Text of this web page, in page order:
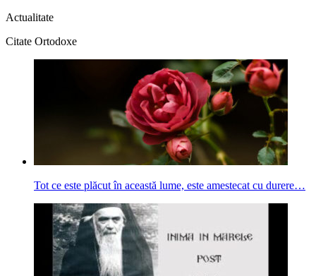
Actualitate
Citate Ortodoxe
Tot ce este plăcut în această lume, este amestecat cu durere…